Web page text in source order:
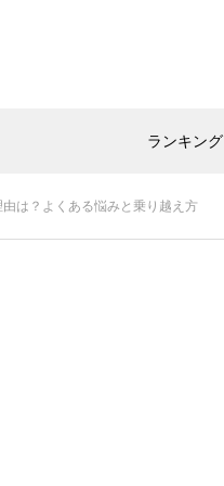
ランキング
は？よくある悩みと乗り越え方